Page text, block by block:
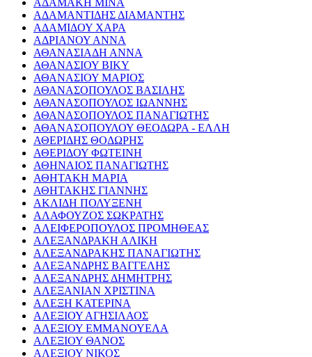
ΑΔΑΜΑΚΗ ΜΙΝΑ
ΑΔΑΜΑΝΤΙΔΗΣ ΔΙΑΜΑΝΤΗΣ
ΑΔΑΜΙΔΟΥ ΧΑΡΑ
ΑΔΡΙΑΝΟΥ ΑΝΝΑ
ΑΘΑΝΑΣΙΑΔΗ ΑΝΝΑ
ΑΘΑΝΑΣΙΟΥ ΒΙΚΥ
ΑΘΑΝΑΣΙΟΥ ΜΑΡΙΟΣ
ΑΘΑΝΑΣΟΠΟΥΛΟΣ ΒΑΣΙΛΗΣ
ΑΘΑΝΑΣΟΠΟΥΛΟΣ ΙΩΑΝΝΗΣ
ΑΘΑΝΑΣΟΠΟΥΛΟΣ ΠΑΝΑΓΙΩΤΗΣ
ΑΘΑΝΑΣΟΠΟΥΛΟΥ ΘΕΟΔΩΡΑ - ΕΛΛΗ
ΑΘΕΡΙΔΗΣ ΘΟΔΩΡΗΣ
ΑΘΕΡΙΔΟΥ ΦΩΤΕΙΝΗ
ΑΘΗΝΑΙΟΣ ΠΑΝΑΓΙΩΤΗΣ
ΑΘΗΤΑΚΗ ΜΑΡΙΑ
ΑΘΗΤΑΚΗΣ ΓΙΑΝΝΗΣ
ΑΚΛΙΔΗ ΠΟΛΥΞΕΝΗ
ΑΛΑΦΟΥΖΟΣ ΣΩΚΡΑΤΗΣ
ΑΛΕΙΦΕΡΟΠΟΥΛΟΣ ΠΡΟΜΗΘΕΑΣ
ΑΛΕΞΑΝΔΡΑΚΗ ΑΛΙΚΗ
ΑΛΕΞΑΝΔΡΑΚΗΣ ΠΑΝΑΓΙΩΤΗΣ
ΑΛΕΞΑΝΔΡΗΣ ΒΑΓΓΕΛΗΣ
ΑΛΕΞΑΝΔΡΗΣ ΔΗΜΗΤΡΗΣ
ΑΛΕΞΑΝΙΑΝ ΧΡΙΣΤΙΝΑ
ΑΛΕΞΗ ΚΑΤΕΡΙΝΑ
ΑΛΕΞΙΟΥ ΑΓΗΣΙΛΑΟΣ
ΑΛΕΞΙΟΥ ΕΜΜΑΝΟΥΕΛΑ
ΑΛΕΞΙΟΥ ΘΑΝΟΣ
ΑΛΕΞΙΟΥ ΝΙΚΟΣ